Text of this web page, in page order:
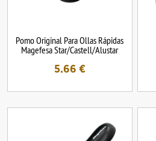
Pomo Original Para Ollas Rápidas
Magefesa Star/Castell/Alustar
5.66 €